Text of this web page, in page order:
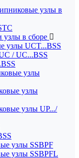
узлы в
в сборе
узлы UCT...BSS
/ UC...BSS
узлы
узлы
узлы UP.../
узлы SSBPF
узлы SSBPFL